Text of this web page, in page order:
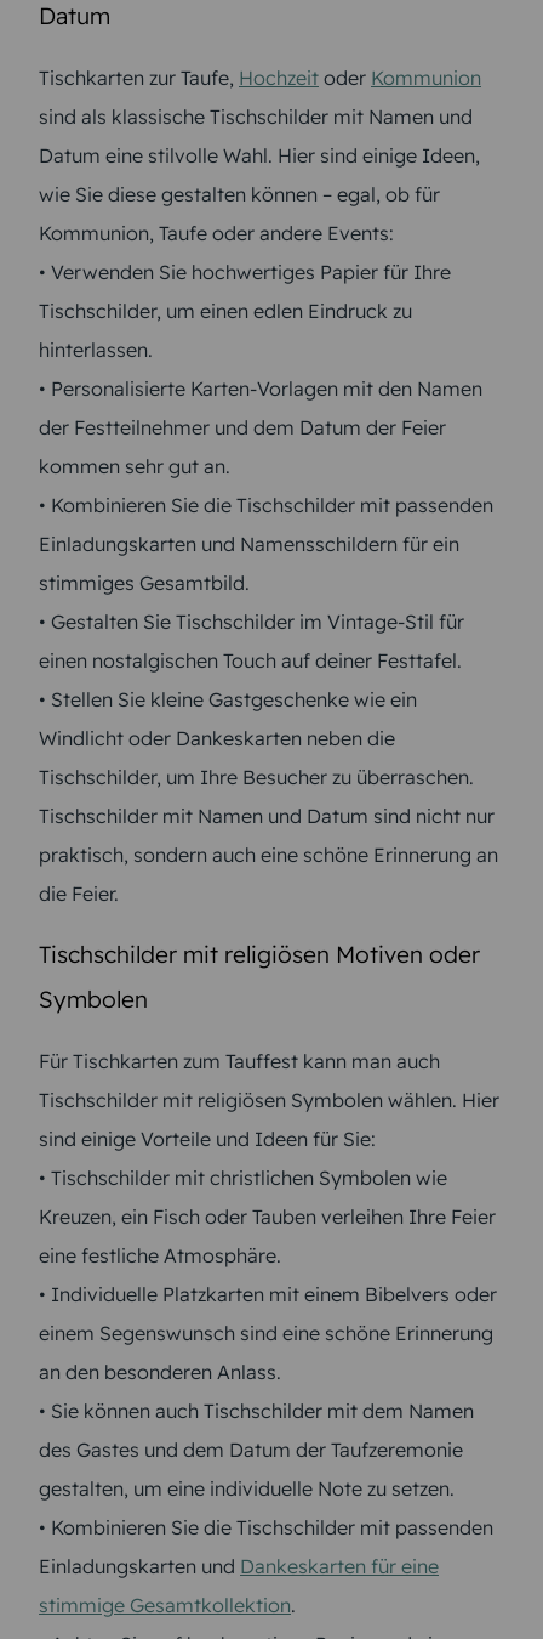
Datum
Tischkarten zur Taufe, Hochzeit oder Kommunion
sind als klassische Tischschilder mit Namen und
Datum eine stilvolle Wahl. Hier sind einige Ideen,
wie Sie diese gestalten können – egal, ob für
Kommunion, Taufe oder andere Events:
• Verwenden Sie hochwertiges Papier für Ihre
Tischschilder, um einen edlen Eindruck zu
hinterlassen.
• Personalisierte Karten-Vorlagen mit den Namen
der Festteilnehmer und dem Datum der Feier
kommen sehr gut an.
• Kombinieren Sie die Tischschilder mit passenden
Einladungskarten und Namensschildern für ein
stimmiges Gesamtbild.
• Gestalten Sie Tischschilder im Vintage-Stil für
einen nostalgischen Touch auf deiner Festtafel.
• Stellen Sie kleine Gastgeschenke wie ein
Windlicht oder Dankeskarten neben die
Tischschilder, um Ihre Besucher zu überraschen.
Tischschilder mit Namen und Datum sind nicht nur
praktisch, sondern auch eine schöne Erinnerung an
die Feier.
Tischschilder mit religiösen Motiven oder
Symbolen
Für Tischkarten zum Tauffest kann man auch
Tischschilder mit religiösen Symbolen wählen. Hier
sind einige Vorteile und Ideen für Sie:
• Tischschilder mit christlichen Symbolen wie
Kreuzen, ein Fisch oder Tauben verleihen Ihre Feier
eine festliche Atmosphäre.
• Individuelle Platzkarten mit einem Bibelvers oder
einem Segenswunsch sind eine schöne Erinnerung
an den besonderen Anlass.
• Sie können auch Tischschilder mit dem Namen
des Gastes und dem Datum der Taufzeremonie
gestalten, um eine individuelle Note zu setzen.
• Kombinieren Sie die Tischschilder mit passenden
Einladungskarten und Dankeskarten für eine
stimmige Gesamtkollektion.